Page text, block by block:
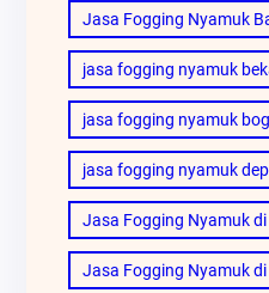
Jasa Fogging Nyamuk
jasa fogging nyamuk
jasa fogging nyamuk
jasa fogging nyamuk
Jasa Fogging Nyamuk
Jasa Fogging Nyamuk